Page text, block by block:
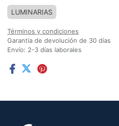
LUMINARIAS
Términos y condiciones
Garantía de devolución de 30 días
Envío: 2-3 días laborales